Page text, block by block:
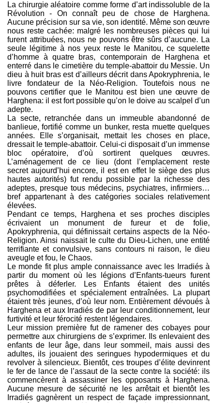
La chirurgie aléatoire comme forme d’art indissoluble de la
Révolution - On connaît peu de chose de Harghena.
Aucune précision sur sa vie, son identité. Même son œuvre
nous reste cachée: malgré les nombreuses pièces qui lui
furent attribuées, nous ne pouvons être sûrs d’aucune. La
seule légitime à nos yeux reste le Manitou, ce squelette
d’homme à quatre bras, contemporain de Harghena et
enterré dans le cimetière du temple-abattoir du Messie. Un
dieu à huit bras est d’ailleurs décrit dans Apokryphrenia, le
livre fondateur de la Néo-Religion. Toutefois nous ne
pouvons certifier que le Manitou est bien une œuvre de
Harghena: il est fort possible qu’on le doive au scalpel d’un
adepte.
La secte, retranchée dans un immeuble abandonné de
banlieue, fortifié comme un bunker, resta muette quelques
années. Elle s’organisait, mettait les choses en place,
dressait le temple-abattoir. Celui-ci disposait d’un immense
bloc opératoire, d’où sortirent quelques œuvres.
L’aménagement de ce lieu (dont l’emplacement reste
secret aujourd’hui encore, il est en effet le siège des plus
hautes autorités) fut rendu possible par la richesse des
adeptes, presque tous médecins, psychiatres, infirmiers…
bref appartenant à des catégories sociales relativement
élevées.
Pendant ce temps, Harghena et ses proches disciples
écrivaient un monument de fureur et de folie,
Apokryphrenia, qui définissait certains aspects de la Néo-
Religion. Ainsi naissait le culte du Dieu-Lichen, une entité
terrifiante et convulsive, sans contours ni raison, le dieu
aveugle et fou, le Chaos.
Le monde fit plus ample connaissance avec les Irradiés à
partir du moment où les légions d’Enfants-tueurs furent
prêtes à déferler. Les Enfants étaient des unités
psychomodifiées et spécialement entraînées. La plupart
étaient très jeunes, d’où leur nom. Entièrement dévoués à
Harghena et aux Irradiés de par leur conditionnement, leur
furtivité et leur férocité restent légendaires.
Leur mission première fut de ramener des cobayes pour
permettre aux chirurgiens de s’exprimer. Ils enlevaient des
enfants de leur âge, dans leur sommeil, mais aussi des
adultes, ils jouaient des seringues hypodermiques et du
revolver à silencieux. Bientôt, ces troupes d’élite devinrent
le fer de lance de l’assaut de la secte contre la société: ils
commencèrent à assassiner les opposants à Harghena.
Aucune mesure de sécurité ne les arrêtait et bientôt les
Irradiés gagnèrent un respect de façade impressionnant,